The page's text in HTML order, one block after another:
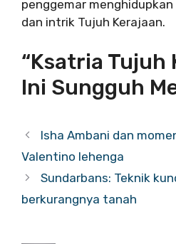
penggemar
dan intrik Tujuh Kerajaan.
“Ksatria Tujuh
Ini Sungguh
Isha Ambani dan
Valentino lehenga
Sundarbans: Teknik
berkurangnya tanah